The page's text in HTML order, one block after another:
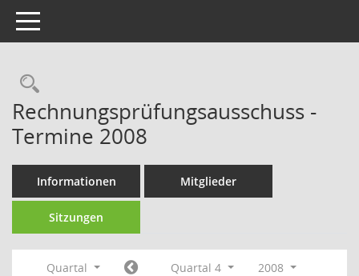
Toggle navigation
Rechercheauswahl
Rechnungsprüfungsausschuss -
Termine 2008
Informationen Mitglieder
Sitzungen
Quartal Quartal 4
2008